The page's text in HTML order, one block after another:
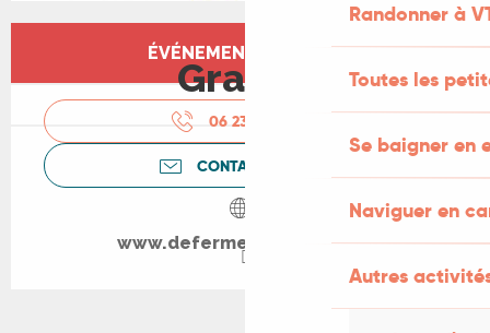
Randonner à
Toutes les
Se baigner en
Naviguer en
Autres
Ouverture et coordonnées
ÉVÉNEMENT TERMINÉ
Gratuit
06 23 24 75
CONTACTEZ-NOUS
www.defermeenferme.com